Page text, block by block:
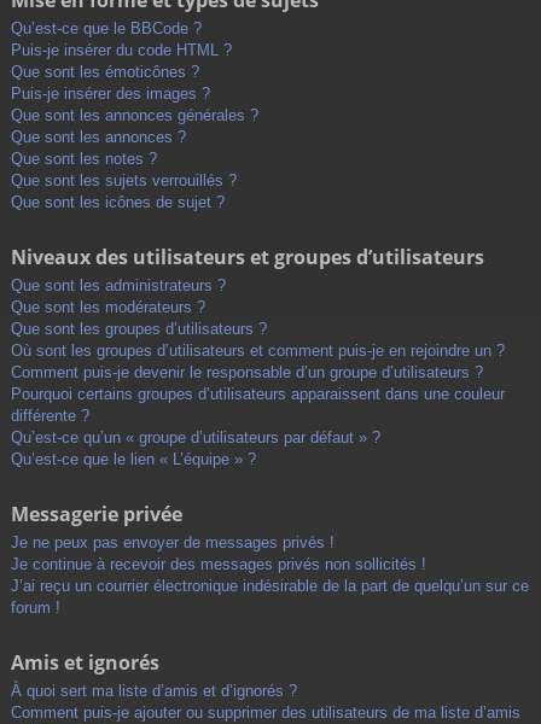
Qu’est-ce que le BBCode ?
Puis-je insérer du code HTML ?
Que sont les émoticônes ?
Puis-je insérer des images ?
Que sont les annonces générales ?
Que sont les annonces ?
Que sont les notes ?
Que sont les sujets verrouillés ?
Que sont les icônes de sujet ?
Niveaux des utilisateurs et groupes d’utilisateurs
Que sont les administrateurs ?
Que sont les modérateurs ?
Que sont les groupes d’utilisateurs ?
Où sont les groupes d’utilisateurs et comment puis-je en rejoindre un ?
Comment puis-je devenir le responsable d’un groupe d’utilisateurs ?
Pourquoi certains groupes d’utilisateurs apparaissent dans une couleur
différente ?
Qu’est-ce qu’un « groupe d’utilisateurs par défaut » ?
Qu’est-ce que le lien « L’équipe » ?
Messagerie privée
Je ne peux pas envoyer de messages privés !
Je continue à recevoir des messages privés non sollicités !
J’ai reçu un courrier électronique indésirable de la part de quelqu’un sur ce
forum !
Amis et ignorés
À quoi sert ma liste d’amis et d’ignorés ?
Comment puis-je ajouter ou supprimer des utilisateurs de ma liste d’amis